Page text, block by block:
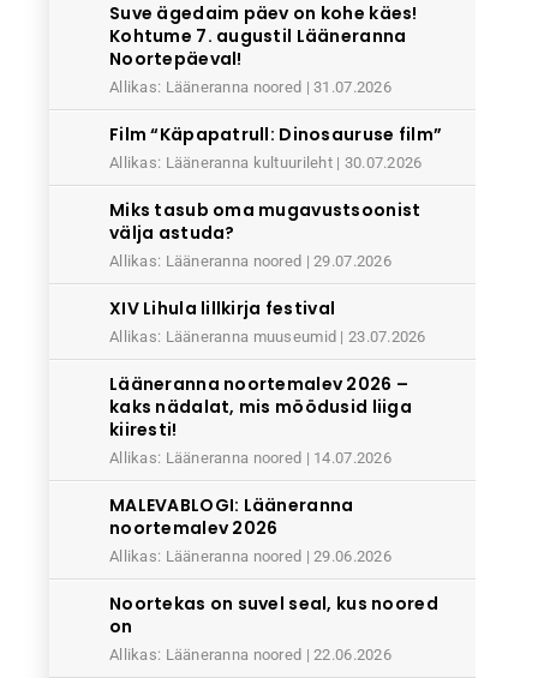
Suve ägedaim päev on kohe käes!
Kohtume 7. augustil Lääneranna
Noortepäeval!
Allikas: Lääneranna noored 31.07.2026
Film “Käpapatrull: Dinosauruse film”
Allikas: Lääneranna kultuurileht 30.07.2026
Miks tasub oma mugavustsoonist
välja astuda?
Allikas: Lääneranna noored 29.07.2026
XIV Lihula lillkirja festival
Allikas: Lääneranna muuseumid 23.07.2026
Lääneranna noortemalev 2026 –
kaks nädalat, mis möödusid liiga
kiiresti!
Allikas: Lääneranna noored 14.07.2026
MALEVABLOGI: Lääneranna
noortemalev 2026
Allikas: Lääneranna noored 29.06.2026
Noortekas on suvel seal, kus noored
on
Allikas: Lääneranna noored 22.06.2026